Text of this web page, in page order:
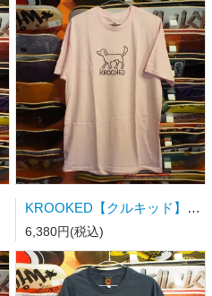
KROOKED【クルキッド】EL PERRO PINK Lサイズ
6,380円(税込)